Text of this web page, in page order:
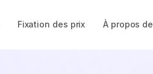
Fixation des prix À propos de